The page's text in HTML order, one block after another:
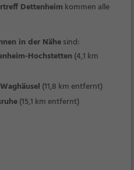
Dettenheim kommen alle
in der Nähesind:
Hochstetten (4,1 km
(11,8 km entfernt)
(15,1 km entfernt)